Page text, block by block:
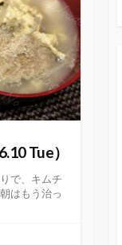
Tue）
で、キムチ
はもう治っ